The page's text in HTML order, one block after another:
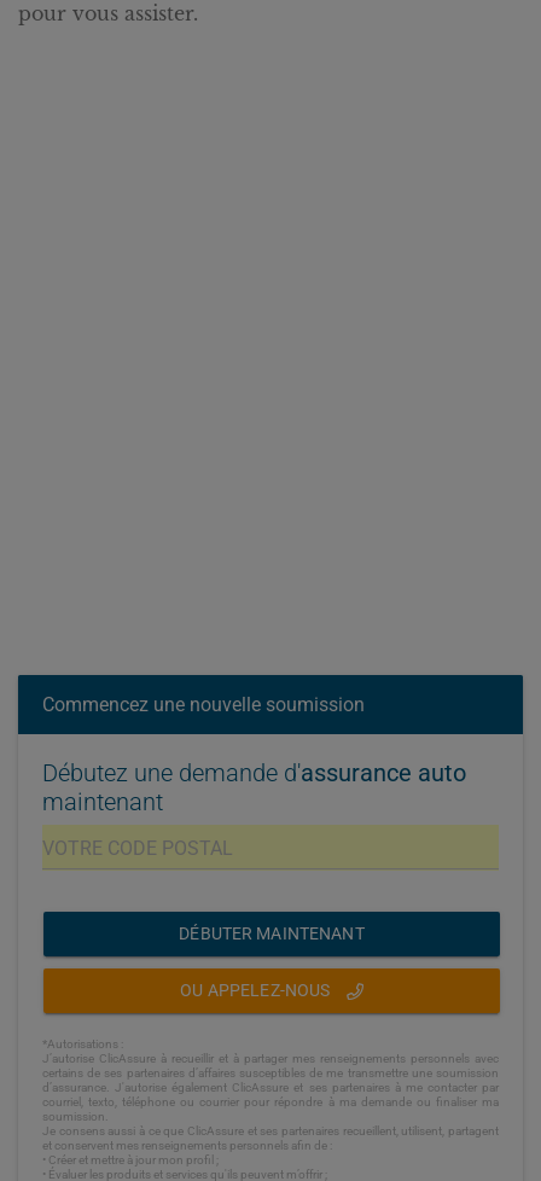
pour vous assister.
Commencez une nouvelle soumission
Débutez une demande d'assurance auto
maintenant
DÉBUTER MAINTENANT
OU APPELEZ-NOUS
*Autorisations :
J’autorise ClicAssure à recueillir et à partager mes renseignements personnels avec
certains de ses partenaires d’affaires susceptibles de me transmettre une soumission
d’assurance. J'autorise également ClicAssure et ses partenaires à me contacter par
courriel, texto, téléphone ou courrier pour répondre à ma demande ou finaliser ma
soumission.
Je consens aussi à ce que ClicAssure et ses partenaires recueillent, utilisent, partagent
et conservent mes renseignements personnels afin de :
• Créer et mettre à jour mon profil ;
• Évaluer les produits et services qu'ils peuvent m’offrir ;